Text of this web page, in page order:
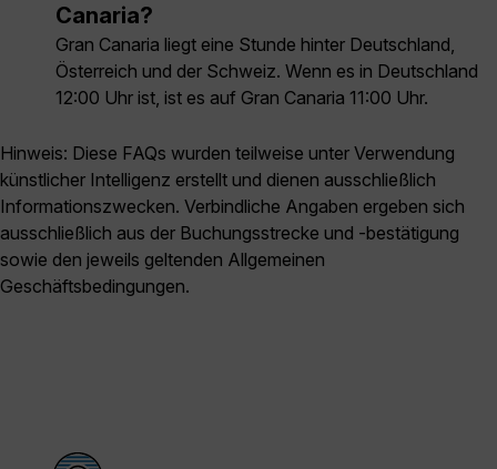
Canaria?
Gran Canaria liegt eine Stunde hinter Deutschland,
Österreich und der Schweiz. Wenn es in Deutschland
12:00 Uhr ist, ist es auf Gran Canaria 11:00 Uhr.
Hinweis: Diese FAQs wurden teilweise unter Verwendung
künstlicher Intelligenz erstellt und dienen ausschließlich
Informationszwecken. Verbindliche Angaben ergeben sich
ausschließlich aus der Buchungsstrecke und -bestätigung
sowie den jeweils geltenden Allgemeinen
Geschäftsbedingungen.